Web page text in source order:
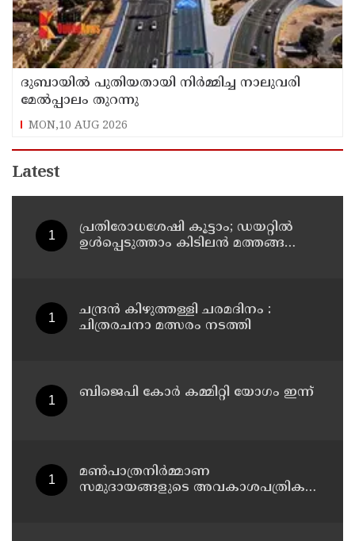
ദുബായില്‍ പുതിയതായി നിര്‍മ്മിച്ച നാലുവരി
മേല്‍പ്പാലം തുറന്നു
MON,10 AUG 2026
Latest
പ്രതിരോധശേഷി കൂട്ടാം; ഡയറ്റിൽ
ഉൾപ്പെടുത്താം കിടിലൻ മത്തങ്ങ
ചന്ദ്രൻ കിഴുത്തള്ളി ചരമദിനം :
ചിത്രരചനാ മത്സരം നടത്തി
ബിജെപി കോർ കമ്മിറ്റി യോഗം ഇന്ന്
മൺപാത്രനിർമ്മാണ
സമുദായങ്ങളുടെ അവകാശപത്രിക